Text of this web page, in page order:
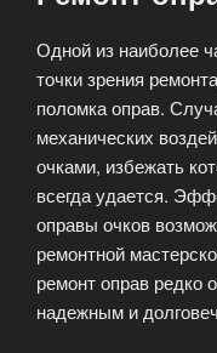
Одной из наиболее
точки зрения
поломка оправ.
механических
очками, избежать
всегда удается.
оправы очков
ремонтной
ремонт оправ редко
надежным и